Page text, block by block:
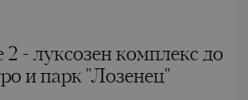
- луксозен комплекс до
и парк "Лозенец"